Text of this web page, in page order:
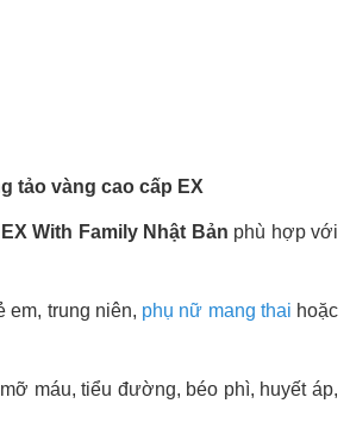
tảo vàng cao cấp EX
With Family Nhật Bản phù hợp với
trung niên, phụ nữ mang thai hoặc
máu, tiểu đường, béo phì, huyết áp,